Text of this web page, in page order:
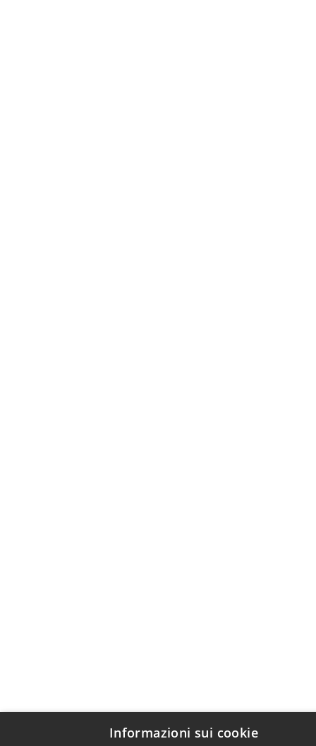
Informazioni sui cookie